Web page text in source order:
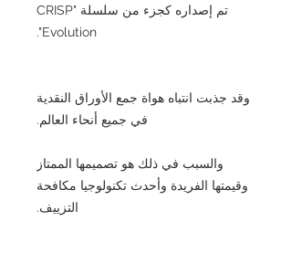
تم إصداره كجزء من سلسلة "CRISP
Evolution".
وقد جذبت انتباه هواة جمع الأوراق النقدية
في جميع أنحاء العالم.
والسبب في ذلك هو تصميمها الممتاز
وقيمتها الفريدة وأحدث تكنولوجيا مكافحة
التزييف.